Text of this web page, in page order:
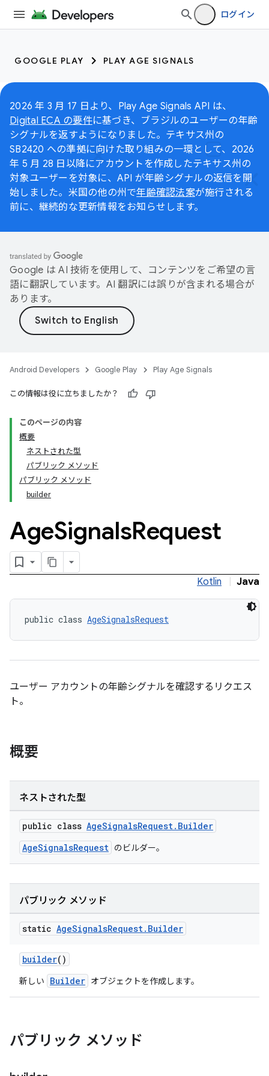
ログイン
GOOGLE PLAY PLAY AGE SIGNALS
2026 年 3 月 17 日より、Play Age Signals API は、
Digital ECA の要件に基づき、ブラジルのユーザーの年齢
シグナルを返すようになりました。テキサス州の
SB2420 への準拠に向けた取り組みの一環として、2026
年 5 月 28 日以降にアカウントを作成したテキサス州の
対象ユーザーを対象に、API が年齢シグナルの返信を開
始しました。米国の他の州で年齢確認法案が施行される
前に、継続的な更新情報をお知らせします。
Google は AI 技術を使用して、コンテンツをご希望の言
語に翻訳しています。AI 翻訳には誤りが含まれる場合が
あります。
Android Developers Google Play Play Age Signals
この情報は役に立ちましたか？
このページの内容
概要
ネストされた型
パブリック メソッド
パブリック メソッド
builder
AgeSignalsRequest
Kotlin Java
public class AgeSignalsRequest
ユーザー アカウントの年齢シグナルを確認するリクエス
ト。
概要
ネストされた型
public class AgeSignalsRequest.Builder
AgeSignalsRequest のビルダー。
パブリック メソッド
static AgeSignalsRequest. Builder
builder()
新しい Builder オブジェクトを作成します。
パブリック メソッド